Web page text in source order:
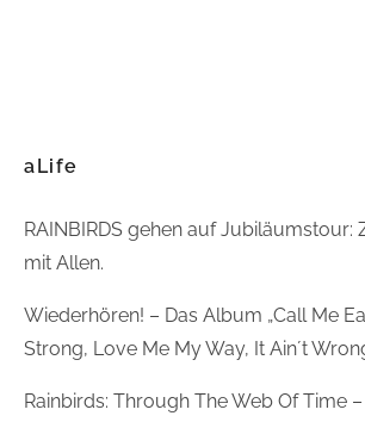
aLife
RAINBIRDS gehen auf Jubiläumstour:
mit Allen.
Wiederhören! – Das Album „Call Me
Strong, Love Me My Way, It Ain´t
Rainbirds: Through The Web Of Time